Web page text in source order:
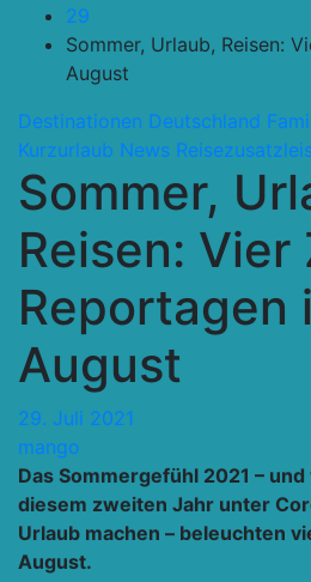
29
Sommer, Urlaub, Reisen:
August
Destinationen Deutschland
Kurzurlaub News
Sommer,
Reisen: Vier
Reportagen
August
29. Juli 2021
mango
Das Sommergefühl 2021 –
diesem zweiten Jahr unter
Urlaub machen – beleuchten
August.